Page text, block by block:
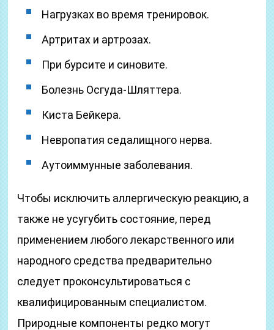
Нагрузках во время тренировок.
Артритах и артрозах.
При бурсите и синовите.
Болезнь Осгуда-Шляттера.
Киста Бейкера.
Невропатия седалищного нерва.
Аутоиммунные заболевания.
Чтобы исключить аллергическую реакцию, а
также не усугубить состояние, перед
применением любого лекарственного или
народного средства предварительно
следует проконсультироваться с
квалифицированным специалистом.
Природные компоненты редко могут